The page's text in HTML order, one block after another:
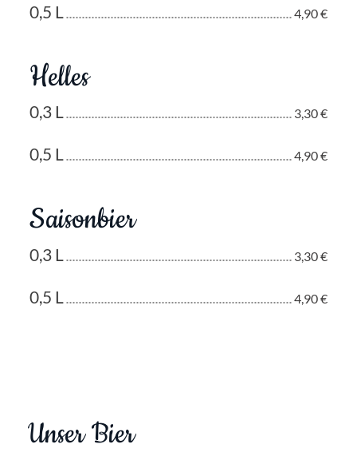
0,5 L 4,90 €
Helles
0,3 L 3,30 €
0,5 L 4,90 €
Saisonbier
0,3 L 3,30 €
0,5 L 4,90 €
Unser Bier